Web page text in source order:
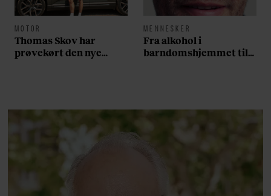
MOTOR
Thomas Skov har
prøvekørt den nye
MENNESKER
Fra alkohol i
barndomshjemmet til